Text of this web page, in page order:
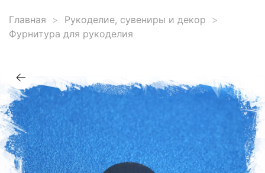
Главная
Рукоделие, сувениры и декор
Фурнитура для рукоделия